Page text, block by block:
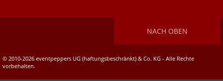
NACH OBEN
© 2010-2026 eventpeppers UG (haftungsbeschränkt) & Co. KG - Alle Rechte
vorbehalten.